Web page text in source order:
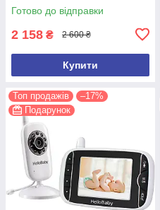
Готово до відправки
2 158 ₴ 2 600 ₴
Купити
Топ продажів
–17%
Подарунок